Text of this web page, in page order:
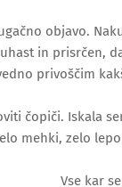
objavo.
in prisrčen,
privoščim
čopiči. Iskala
mehki, zelo
Vse kar